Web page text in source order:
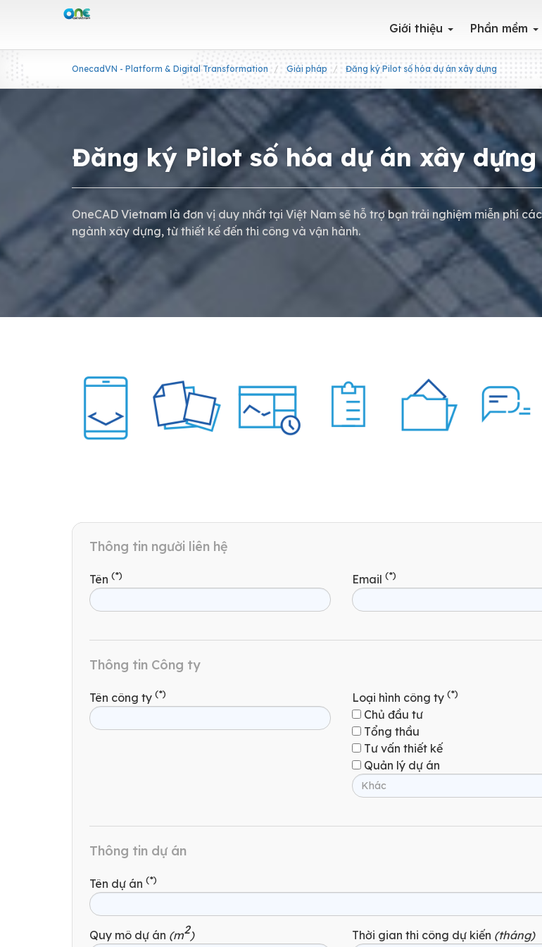
Giới thiệu Phần mềm
OnecadVN - Platform & Digital Transformation Giải pháp Đăng ký Pilot số hóa dự án xây dựng
Đăng ký Pilot số hóa dự án xây dựng
OneCAD Vietnam là đơn vị duy nhất tại Việt Nam sẽ hỗ trợ bạn trải nghiệm miễn phí
ngành xây dựng, từ thiết kế đến thi công và vận hành.
Thông tin người liên hệ
Tên (*) Email(*)
Thông tin Công ty
Tên công ty (*) Loại hình công ty(*)
Chủ đầu tư
Tổng thầu
Tư vấn thiết kế
Quản lý dự án
Thông tin dự án
Tên dự án (*)
Quy mô dự án (m2) Thời gian thi công dự kiến (tháng)